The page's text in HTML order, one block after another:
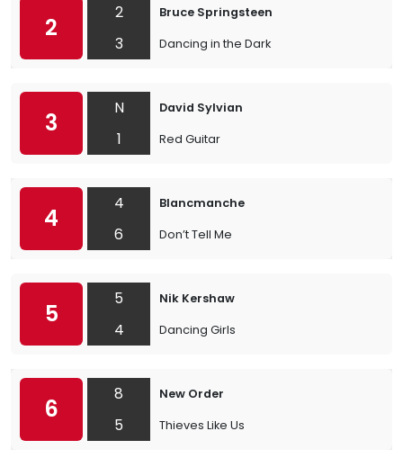
2
2
3
Bruce Springsteen
Dancing in the Dark
3
N
1
David Sylvian
Red Guitar
4
4
6
Blancmanche
Don’t Tell Me
5
5
4
Nik Kershaw
Dancing Girls
6
8
5
New Order
Thieves Like Us